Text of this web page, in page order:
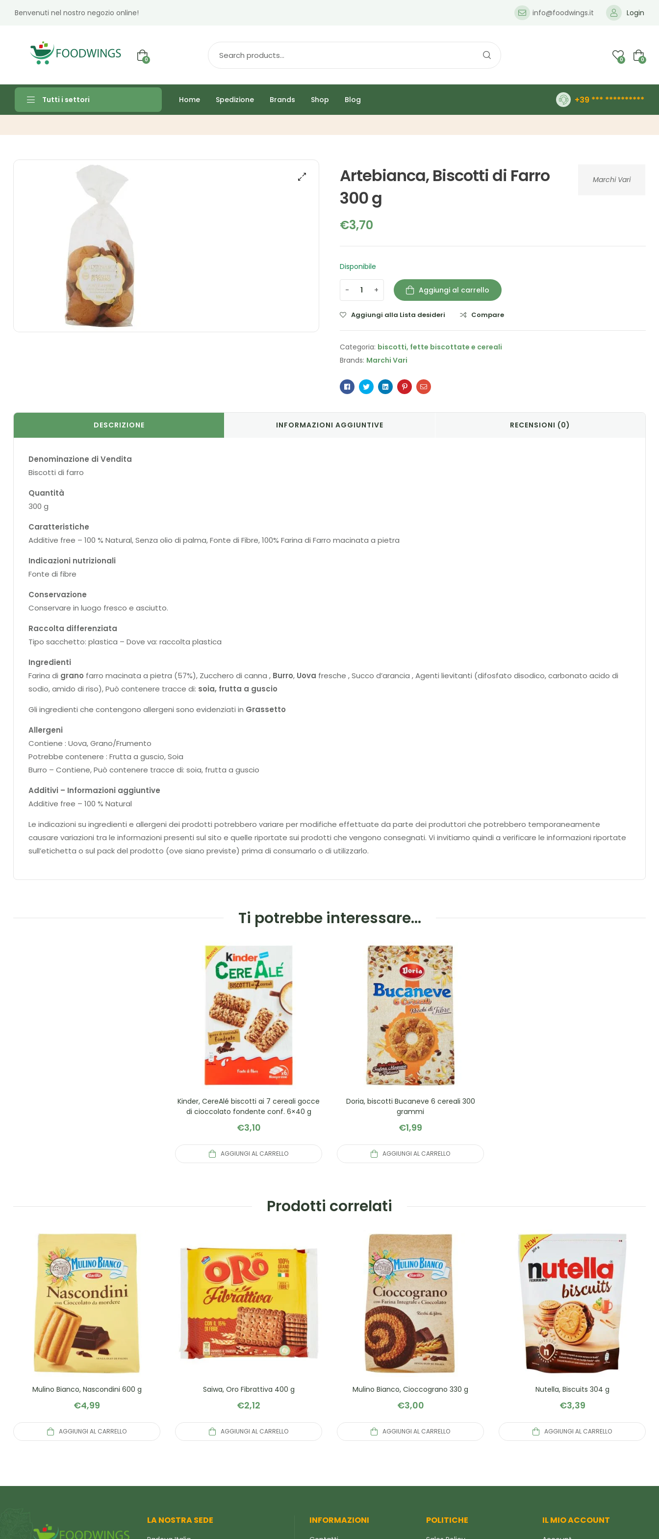
Benvenuti nel nostro negozio online! info@foodwings.it Login
0 0 0
Tutti i settori Home Spedizione Brands Shop Blog +39 *** **********
Marchi Vari
Artebianca, Biscotti di Farro
300 g
€3,70
Disponibile
- + Aggiungi al carrello
Aggiungi alla Lista desideri Compare
Categoria: biscotti, fette biscottate e cereali
Brands: Marchi Vari
Facebook
TwitterLinkedinPinterestEmail
DESCRIZIONE INFORMAZIONI AGGIUNTIVE RECENSIONI (0)
Denominazione di Vendita
Biscotti di farro
Quantità
300 g
Caratteristiche
Additive free – 100 % Natural, Senza olio di palma, Fonte di Fibre, 100% Farina di Farro macinata a pietra
Indicazioni nutrizionali
Fonte di fibre
Conservazione
Conservare in luogo fresco e asciutto.
Raccolta differenziata
Tipo sacchetto: plastica – Dove va: raccolta plastica
Ingredienti
Farina di grano farro macinata a pietra (57%), Zucchero di canna , Burro, Uova fresche , Succo d’arancia , Agenti lievitanti (difosfato disodico, carbonato acido di
sodio, amido di riso), Può contenere tracce di: soia, frutta a guscio
Gli ingredienti che contengono allergeni sono evidenziati in Grassetto
Allergeni
Contiene : Uova, Grano/Frumento
Potrebbe contenere : Frutta a guscio, Soia
Burro – Contiene, Può contenere tracce di: soia, frutta a guscio
Additivi – Informazioni aggiuntive
Additive free – 100 % Natural
Le indicazioni su ingredienti e allergeni dei prodotti potrebbero variare per modifiche effettuate da parte dei produttori che potrebbero temporaneamente
causare variazioni tra le informazioni presenti sul sito e quelle riportate sui prodotti che vengono consegnati. Vi invitiamo quindi a verificare le informazioni riportate
sull’etichetta o sul pack del prodotto (ove siano previste) prima di consumarlo o di utilizzarlo.
Ti potrebbe interessare…
Kinder, CereAlé biscotti ai 7 cereali gocce
di cioccolato fondente conf. 6×40 g
€3,10
AGGIUNGI AL CARRELLO
Doria, biscotti Bucaneve 6 cereali 300
grammi
€1,99
AGGIUNGI AL CARRELLO
Prodotti correlati
Mulino Bianco, Nascondini 600 g
€4,99
AGGIUNGI AL CARRELLO
Saiwa, Oro Fibrattiva 400 g
€2,12
AGGIUNGI AL CARRELLO
Mulino Bianco, Cioccograno 330 g
€3,00
AGGIUNGI AL CARRELLO
Nutella, Biscuits 304 g
€3,39
AGGIUNGI AL CARRELLO
LA NOSTRA SEDE INFORMAZIONI POLITICHE IL MIO ACCOUNT